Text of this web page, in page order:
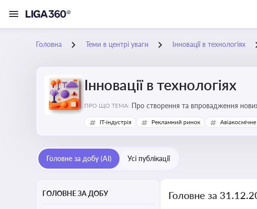
Головна Теми в центрі уваги Інновації в технологіях
Інновації в технологіях
ПРО ЩО ТЕМА: Про створення та впровадження
процесів. Штучний інтелект та його
IT-індустрія Рекламний ринок
Головне за добу (AI) Усі публікації
ГОЛОВНЕ ЗА ДОБУ Головне за